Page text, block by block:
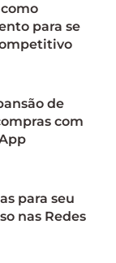
para se
de
com
para seu
nas Redes